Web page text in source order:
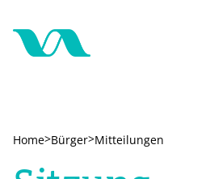
Home>Bürger>Mitteilungen